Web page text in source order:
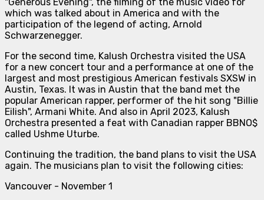
which was talked about in America and with the
participation of the legend of acting, Arnold
Schwarzenegger.
For the second time, Kalush Orchestra visited the USA
for a new concert tour and a performance at one of the
largest and most prestigious American festivals SXSW in
Austin, Texas. It was in Austin that the band met the
popular American rapper, performer of the hit song "Billie
Eilish", Armani White. And also in April 2023, Kalush
Orchestra presented a feat with Canadian rapper BBNO$
called Ushme Uturbe.
Continuing the tradition, the band plans to visit the USA
again. The musicians plan to visit the following cities:
Vancouver - November 1